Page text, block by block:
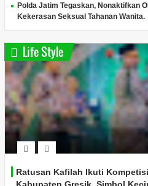
Polda Jatim Tegaskan, Nonaktifkan
Kekerasan Seksual Tahanan Wanita.
Life Style
Ratusan Kafilah Ikuti
Kabupaten Gresik, Simbol